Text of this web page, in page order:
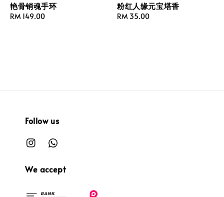
艳骨销魂手环
Regular
RM 149.00
粉红人缘元宝塔香
Regular
RM 35.00
Follow us
We accept